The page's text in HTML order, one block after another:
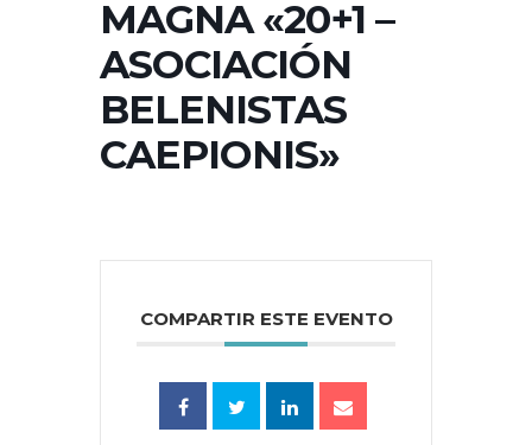
MAGNA «20+1 –
ASOCIACIÓN
BELENISTAS
CAEPIONIS»
COMPARTIR ESTE EVENTO